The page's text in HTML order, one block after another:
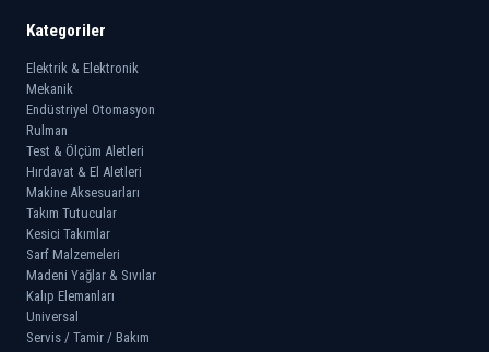
Kategoriler
Elektrik & Elektronik
Mekanik
Endüstriyel Otomasyon
Rulman
Test & Ölçüm Aletleri
Hırdavat & El Aletleri
Makine Aksesuarları
Takım Tutucular
Kesici Takımlar
Sarf Malzemeleri
Madeni Yağlar & Sıvılar
Kalıp Elemanları
Universal
Servis / Tamir / Bakım